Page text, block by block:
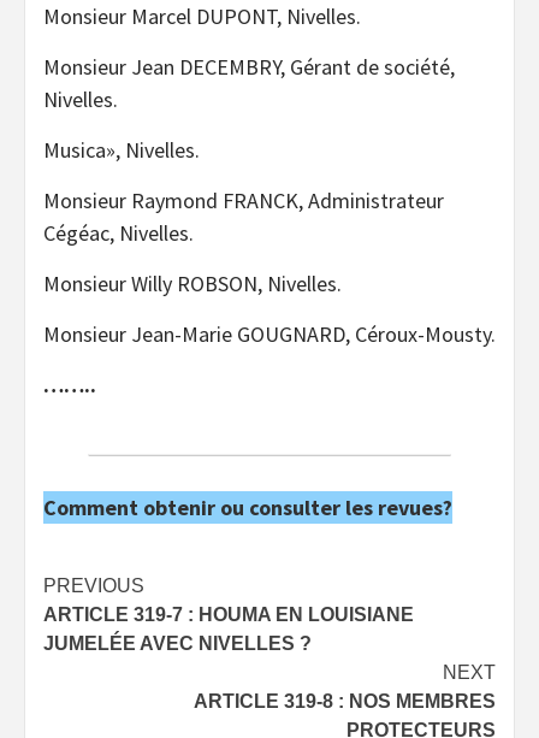
Monsieur Marcel DUPONT, Nivelles.
Monsieur Jean DECEMBRY, Gérant de société,
Nivelles.
Musica», Nivelles.
Monsieur Raymond FRANCK, Administrateur
Cégéac, Nivelles.
Monsieur Willy ROBSON, Nivelles.
Monsieur Jean-Marie GOUGNARD, Céroux-Mousty.
……..
Comment obtenir ou consulter les revues?
Post
navigation
PREVIOUS
ARTICLE 319-7 : HOUMA EN LOUISIANE
JUMELÉE AVEC NIVELLES ?
NEXT
ARTICLE 319-8 : NOS MEMBRES
PROTECTEURS